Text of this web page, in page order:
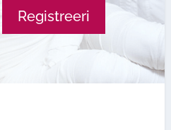
Registreeri